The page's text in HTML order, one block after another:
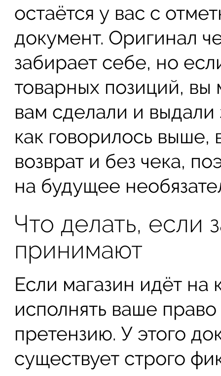
остаётся у вас с
документ. Оригинал
забирает себе, но
товарных позиций,
вам сделали и
как говорилось выше,
возврат и без чека,
на будущее
Что делать, если
принимают
Если магазин идёт на
исполнять ваше
претензию. У этого
существует строго